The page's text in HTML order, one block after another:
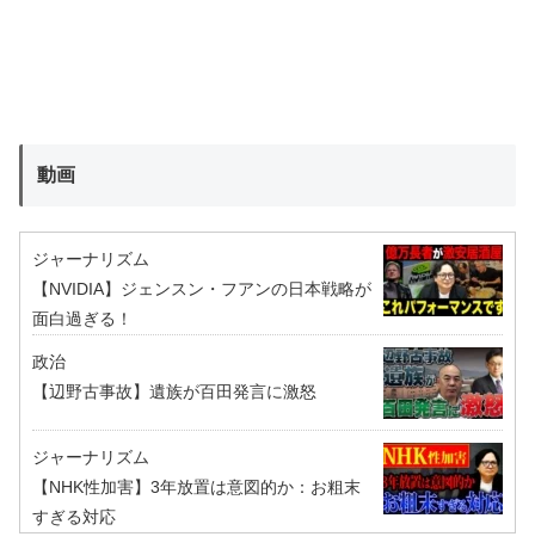
動画
ジャーナリズム
【NVIDIA】ジェンスン・フアンの日本戦略が
面白過ぎる！
政治
【辺野古事故】遺族が百田発言に激怒
ジャーナリズム
【NHK性加害】3年放置は意図的か：お粗末
すぎる対応